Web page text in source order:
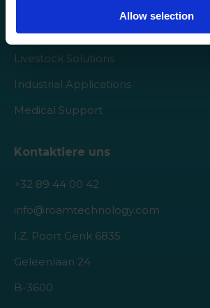
Allow selection
Agro Solutions
Livestock Solutions
Industrial Applications
Medical Support
Kontaktiere uns
+32 89 44 00 42
info@roamtechnology.com
I.Z. Poort Genk 6835
Geleenlaan 24
B-3600